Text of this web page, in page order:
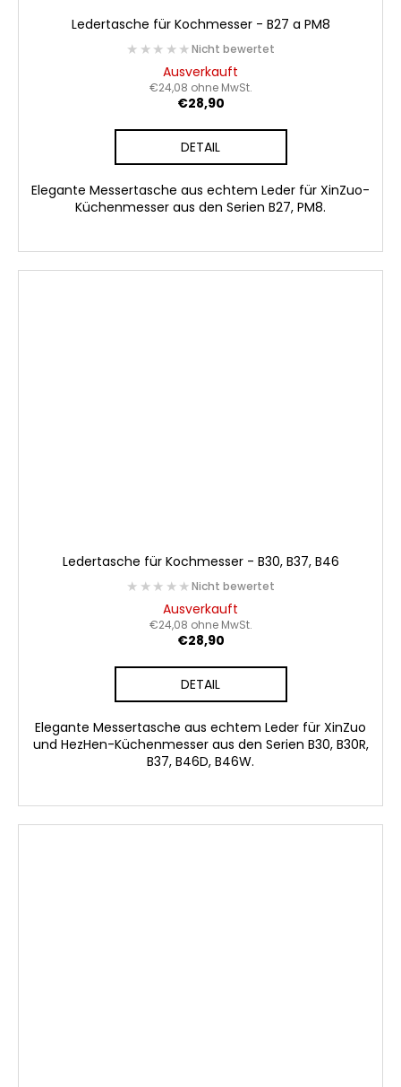
Ledertasche für Kochmesser - B27 a PM8
★★★★★
★★★★★Nicht bewertet
Ausverkauft
€24,08 ohne MwSt.
€28,90
DETAIL
Elegante Messertasche aus echtem Leder für XinZuo-
Küchenmesser aus den Serien B27, PM8.
Ledertasche für Kochmesser - B30, B37, B46
★★★★★
★★★★★Nicht bewertet
Ausverkauft
€24,08 ohne MwSt.
€28,90
DETAIL
Elegante Messertasche aus echtem Leder für XinZuo
und HezHen-Küchenmesser aus den Serien B30, B30R,
B37, B46D, B46W.